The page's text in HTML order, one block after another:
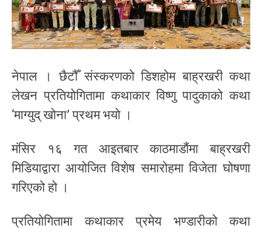
नेपाल । छैटौँ संस्करणको डिशहोम बाह्रखरी कथा
लेखन प्रतियोगितामा कथाकार विष्णु पादुकाको कथा
‘माग्युद् खोना’ प्रथम भयो ।
मंसिर १६ गत आइतबार काठमाडौंमा बाह्रखरी
मिडियाद्वारा आयोजित विशेष समारोहमा विजेता घोषणा
गरिएको हो ।
प्रतियोगितामा कथाकार प्रमेय भण्डारीको कथा